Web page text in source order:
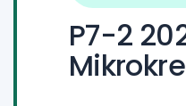
P7-2